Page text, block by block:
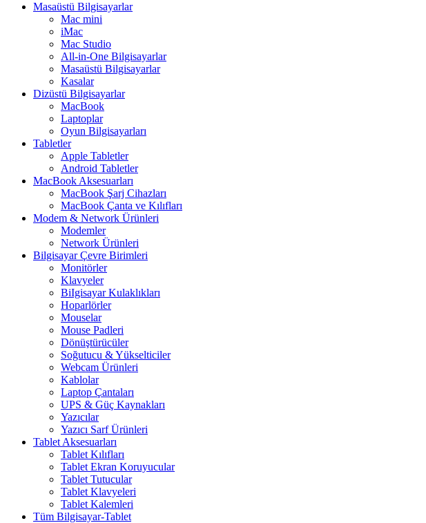
Masaüstü Bilgisayarlar
Mac mini
iMac
Mac Studio
All-in-One Bilgisayarlar
Masaüstü Bilgisayarlar
Kasalar
Dizüstü Bilgisayarlar
MacBook
Laptoplar
Oyun Bilgisayarları
Tabletler
Apple Tabletler
Android Tabletler
MacBook Aksesuarları
MacBook Şarj Cihazları
MacBook Çanta ve Kılıfları
Modem & Network Ürünleri
Modemler
Network Ürünleri
Bilgisayar Çevre Birimleri
Monitörler
Klavyeler
BiIgisayar Kulaklıkları
Hoparlörler
Mouselar
Mouse Padleri
Dönüştürücüler
Soğutucu & Yükselticiler
Webcam Ürünleri
Kablolar
Laptop Çantaları
UPS & Güç Kaynakları
Yazıcılar
Yazıcı Sarf Ürünleri
Tablet Aksesuarları
Tablet Kılıfları
Tablet Ekran Koruyucular
Tablet Tutucular
Tablet Klavyeleri
Tablet Kalemleri
Tüm Bilgisayar-Tablet